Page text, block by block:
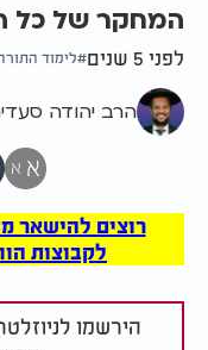
המחקר של כל
לפני 5 שנים לימוד
הרב יהודה
א א
רוצים להישאר
לקבוצות
הירשמו